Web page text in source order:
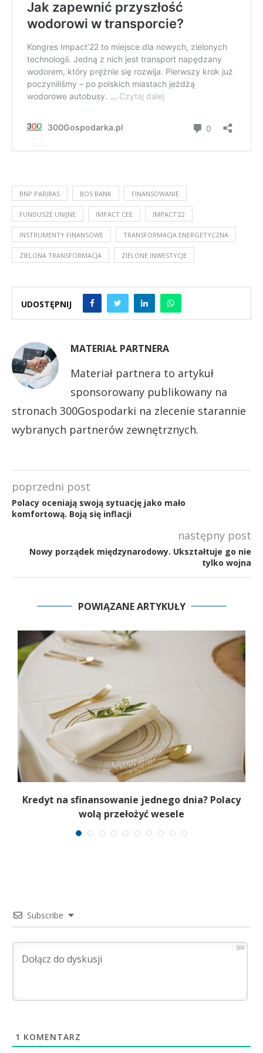
BNP PARIBAS BOS BANK FINANSOWANIE
FUNDUSZE UNIJNE IMPACT CEE IMPACT'22
INSTRUMENTY FINANSOWE TRANSFORMACJA ENERGETYCZNA
ZIELONA TRANSFORMACJA ZIELONE INWESTYCJE
UDOSTĘPNIJ
MATERIAŁ PARTNERA
Materiał partnera to artykuł
sponsorowany publikowany na
stronach 300Gospodarki na zlecenie starannie
wybranych partnerów zewnętrznych.
poprzedni post
Polacy oceniają swoją sytuację jako mało
komfortową. Boją się inflacji
następny post
Nowy porządek międzynarodowy. Ukształtuje go nie
tylko wojna
POWIĄZANE ARTYKUŁY
Kredyt na sfinansowanie jednego dnia? Polacy
wolą przełożyć wesele
Subscribe
500
1 KOMENTARZ